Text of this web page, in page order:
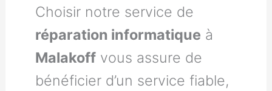
Choisir notre service de
réparation informatique à
Malakoff vous assure de
bénéficier d’un service fiable,